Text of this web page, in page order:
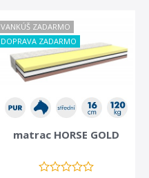
VANKÚŠ ZADARMO
DOPRAVA ZADARMO
matrac HORSE GOLD